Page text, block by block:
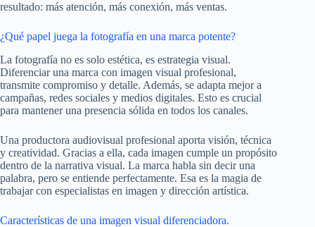
resultado: más atención, más conexión, más ventas.
¿Qué papel juega la fotografía en una marca potente?
La fotografía no es solo estética, es estrategia visual.
Diferenciar una marca con imagen visual profesional,
transmite compromiso y detalle. Además, se adapta mejor a
campañas, redes sociales y medios digitales. Esto es crucial
para mantener una presencia sólida en todos los canales.
Una productora audiovisual profesional aporta visión, técnica
y creatividad. Gracias a ella, cada imagen cumple un propósito
dentro de la narrativa visual. La marca habla sin decir una
palabra, pero se entiende perfectamente. Esa es la magia de
trabajar con especialistas en imagen y dirección artística.
Características de una imagen visual diferenciadora.